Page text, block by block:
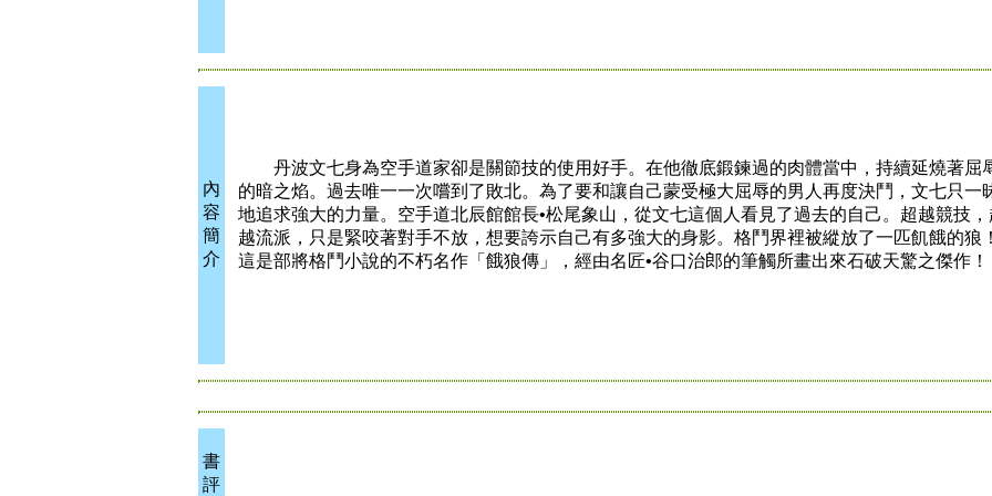
內
容
簡
介
丹波文七身為空手道家卻是關節技的使用好手。在他徹底鍛鍊過的肉體當中，持續延燒著屈
的暗之焰。過去唯一一次嚐到了敗北。為了要和讓自己蒙受極大屈辱的男人再度決鬥，文七只一
地追求強大的力量。空手道北辰館館長•松尾象山，從文七這個人看見了過去的自己。超越競技，
越流派，只是緊咬著對手不放，想要誇示自己有多強大的身影。格鬥界裡被縱放了一匹飢餓的狼！
這是部將格鬥小說的不朽名作「餓狼傳」，經由名匠•谷口治郎的筆觸所畫出來石破天驚之傑作！
書
評